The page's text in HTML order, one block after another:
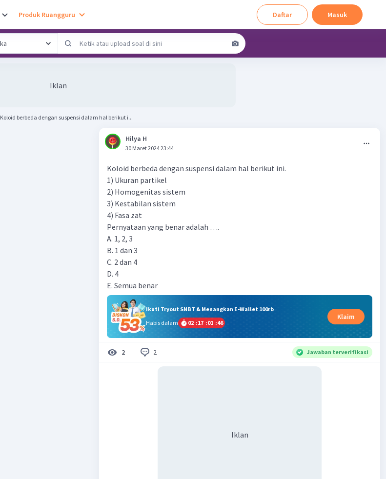
Produk Ruangguru Daftar Masuk
Iklan
Koloid berbeda dengan suspensi dalam hal berikut i...
Hilya H
30 Maret 2024 23:44
Koloid berbeda dengan suspensi dalam hal berikut ini.
1) Ukuran partikel
2) Homogenitas sistem
3) Kestabilan sistem
4) Fasa zat
Pernyataan yang benar adalah ….
A. 1, 2, 3
B. 1 dan 3
C. 2 dan 4
D. 4
E. Semua benar
Ikuti Tryout SNBT & Menangkan E-Wallet 100rb
Habis dalam
02 :17 :01 :45
Klaim
2 2 Jawaban terverifikasi
Iklan